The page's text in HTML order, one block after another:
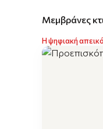
Μεμβράνες
Η ψηφιακή